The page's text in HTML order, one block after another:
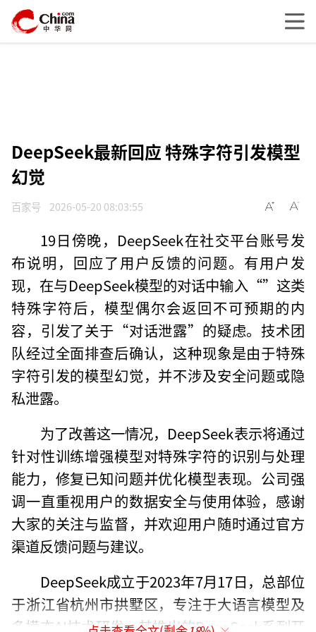
DeepSeek最新回应 特殊字符引发模型
幻觉
百家号 2026-05-20 08:03:55
19日傍晚，DeepSeek在社交平台账号发
布说明，回应了用户反馈的问题。有用户发
现，在与DeepSeek模型的对话中输入“”这类
特殊字符后，模型偶尔会返回不可预期的内
容，引发了关于“对话泄露”的疑虑。技术团
队经过全面排查后确认，这种现象是由于特殊
字符引发的模型幻觉，并不涉及安全问题或隐
私泄露。
为了改善这一情况，DeepSeek表示将通过
针对性训练增强模型对特殊字符的识别与处理
能力，修复已知问题并优化模型表现。公司强
调一直重视用户的数据安全与使用体验，感谢
大家的关注与监督，并欢迎用户随时通过官方
渠道反馈问题与建议。
DeepSeek成立于2023年7月17日，总部位
于浙江省杭州市拱墅区，专注于大语言模型及
多模态AI技术研发。其推出的DeepSeek系列开